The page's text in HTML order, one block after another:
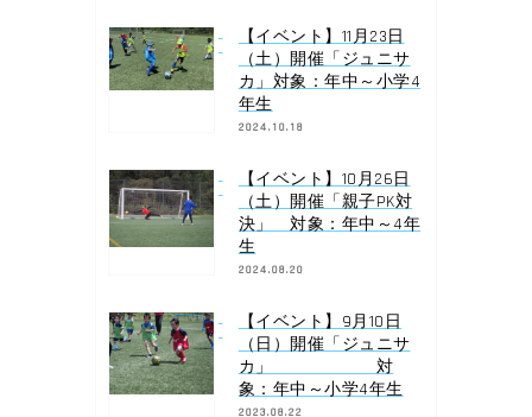
【イベント】11月23日
（土）開催「ジュニサ
カ」対象：年中～小学4
年生
2024.10.18
【イベント】10月26日
（土）開催「親子PK対
決」 対象：年中～4年
生
2024.08.20
【イベント】9月10日
（日）開催「ジュニサ
カ」 対
象：年中～小学4年生
2023.08.22